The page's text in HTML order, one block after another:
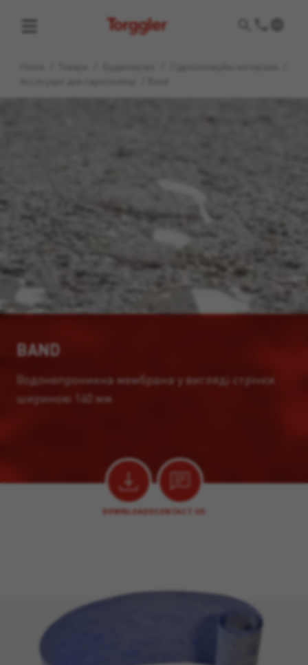
Torggler
BAND
Водонепроникна мембрана у вигляді стрічки
шириною 140 мм.
DOWNLOADSCONTACT US